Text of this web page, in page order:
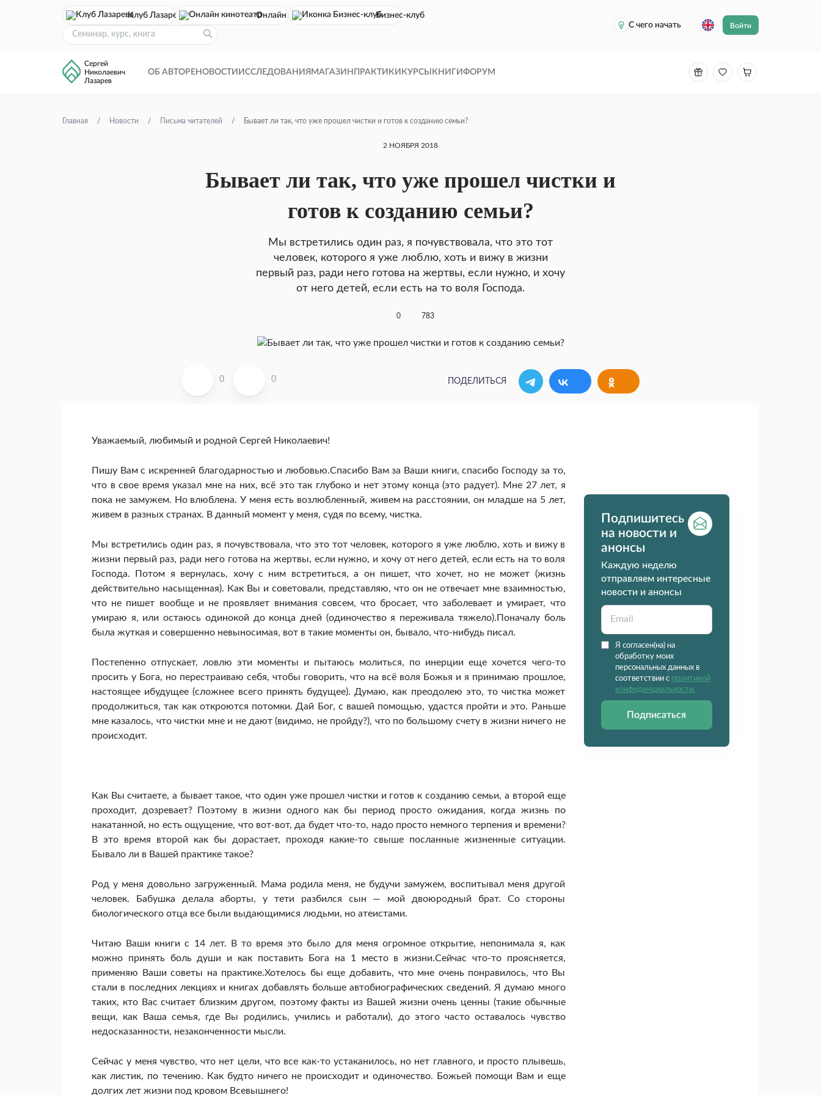
Клуб Лазарева Онлайн кинотеатр
Бизнес-клуб
С чего начать
Войти
Сергей
Николаевич
Лазарев
ОБ АВТОРЕ НОВОСТИ ИССЛЕДОВАНИЯ МАГАЗИН ПРАКТИКИ КУРСЫ КНИГИ ФОРУМ
Главная Новости Письма читателей Бывает ли так, что уже прошел чистки и готов к созданию семьи?
2 НОЯБРЯ 2018
Бывает ли так, что уже прошел чистки и
готов к созданию семьи?
Мы встретились один раз, я почувствовала, что это тот
человек, которого я уже люблю, хоть и вижу в жизни
первый раз, ради него готова на жертвы, если нужно, и хочу
от него детей, если есть на то воля Господа.
0 783
0 0 ПОДЕЛИТЬСЯ
Уважаемый, любимый и родной Сергей Николаевич!
Пишу Вам с искренней благодарностью и любовью.Спасибо Вам за Ваши книги, спасибо Господу за то,
что в свое время указал мне на них, всё это так глубоко и нет этому конца (это радует). Мне 27 лет, я
пока не замужем. Но влюблена. У меня есть возлюбленный, живем на расстоянии, он младше на 5 лет,
живем в разных странах. В данный момент у меня, судя по всему, чистка.
Мы встретились один раз, я почувствовала, что это тот человек, которого я уже люблю, хоть и вижу в
жизни первый раз, ради него готова на жертвы, если нужно, и хочу от него детей, если есть на то воля
Господа. Потом я вернулась, хочу с ним встретиться, а он пишет, что хочет, но не может (жизнь
действительно насыщенная). Как Вы и советовали, представляю, что он не отвечает мне взаимностью,
что не пишет вообще и не проявляет внимания совсем, что бросает, что заболевает и умирает, что
умираю я, или остаюсь одинокой до конца дней (одиночество я переживала тяжело).Поначалу боль
была жуткая и совершенно невыносимая, вот в такие моменты он, бывало, что-нибудь писал.
Постепенно отпускает, ловлю эти моменты и пытаюсь молиться, по инерции еще хочется чего-то
просить у Бога, но перестраиваю себя, чтобы говорить, что на всё воля Божья и я принимаю прошлое,
настоящее ибудущее (сложнее всего принять будущее). Думаю, как преодолею это, то чистка может
продолжиться, так как откроются потомки. Дай Бог, с вашей помощью, удастся пройти и это. Раньше
мне казалось, что чистки мне и не дают (видимо, не пройду?), что по большому счету в жизни ничего не
происходит.
Как Вы считаете, а бывает такое, что один уже прошел чистки и готов к созданию семьи, а второй еще
проходит, дозревает? Поэтому в жизни одного как бы период просто ожидания, когда жизнь по
накатанной, но есть ощущение, что вот-вот, да будет что-то, надо просто немного терпения и времени?
В это время второй как бы дорастает, проходя какие-то свыше посланные жизненные ситуации.
Бывало ли в Вашей практике такое?
Род у меня довольно загруженный. Мама родила меня, не будучи замужем, воспитывал меня другой
человек. Бабушка делала аборты, у тети разбился сын — мой двоюродный брат. Со стороны
биологического отца все были выдающимися людьми, но атеистами.
Читаю Ваши книги с 14 лет. В то время это было для меня огромное открытие, непонимала я, как
можно принять боль души и как поставить Бога на 1 место в жизни.Сейчас что-то проясняется,
применяю Ваши советы на практике.Хотелось бы еще добавить, что мне очень понравилось, что Вы
стали в последних лекциях и книгах добавлять больше автобиографических сведений. Я думаю много
таких, кто Вас считает близким другом, поэтому факты из Вашей жизни очень ценны (такие обычные
вещи, как Ваша семья, где Вы родились, учились и работали), до этого часто оставалось чувство
недосказанности, незаконченности мысли.
Сейчас у меня чувство, что нет цели, что все как-то устаканилось, но нет главного, и просто плывешь,
как листик, по течению. Как будто ничего не происходит и одиночество. Божьей помощи Вам и еще
долгих лет жизни под кровом Всевышнего!
Подпишитесь
на новости и
анонсы
Каждую неделю
отправляем интересные
новости и анонсы
Я согласен(на) на
обработку моих
персональных данных в
соответствии с политикой
конфиденциальности.
Подписаться